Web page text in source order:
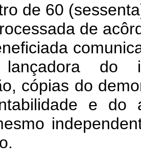
de 60
de
lançadora
cópias do
e do